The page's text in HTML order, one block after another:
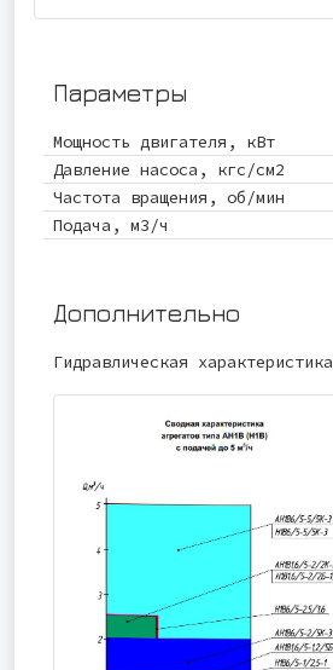
Параметры
Мощность двигателя, кВт
Давление насоса, кгс/см2
Частота вращения, об/мин
Подача, м3/ч
Дополнительно
Гидравлическая характеристика